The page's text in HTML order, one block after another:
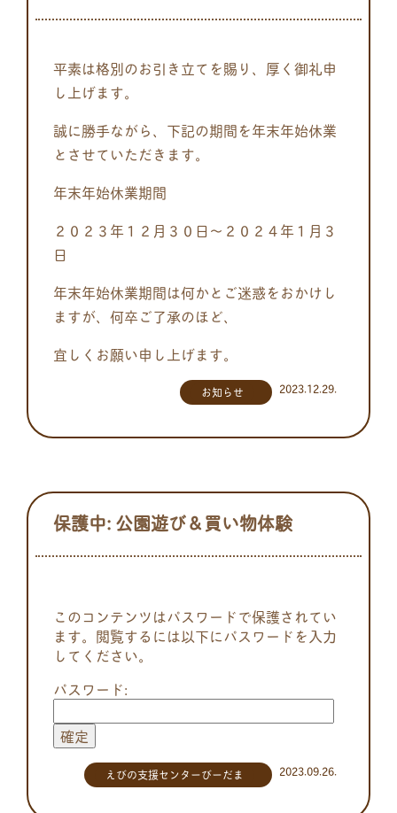
平素は格別のお引き立てを賜り、厚く御礼申
し上げます。
誠に勝手ながら、下記の期間を年末年始休業
とさせていただきます。
年末年始休業期間
２０２３年１２月３０日～２０２４年１月３
日
年末年始休業期間は何かとご迷惑をおかけし
ますが、何卒ご了承のほど、
宜しくお願い申し上げます。
2023.12.29.
お知らせ
保護中: 公園遊び＆買い物体験
このコンテンツはパスワードで保護されてい
ます。閲覧するには以下にパスワードを入力
してください。
パスワード:
2023.09.26.
えびの支援センターびーだま